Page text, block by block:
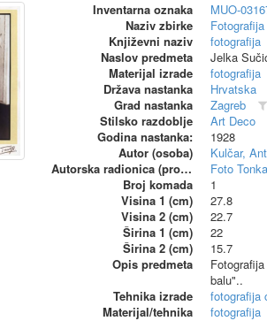
Inventarna oznaka
MUO-
Naziv zbirke
Književni naziv
fotografija
Naslov predmeta
Jelka
Materijal izrade
fotografija
Država nastanka
Hrvatska
Grad nastanka
Zagreb
Stilsko razdoblje
Art Deco
Godina nastanka:
1928
Autor (osoba)
Kulčar,
Autorska radionica (proizvođač)
Foto
Broj komada
1
Visina 1 (cm)
27.8
Visina 2 (cm)
22.7
Širina 1 (cm)
22
Širina 2 (cm)
15.7
Opis predmeta
balu"..
Tehnika izrade
fotografija
Materijal/tehnika
fotografija